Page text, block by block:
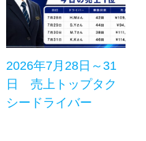
2026年7月28日～31
日 売上トップタク
シードライバー